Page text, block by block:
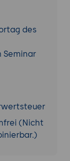
des
Seminar
(Nicht